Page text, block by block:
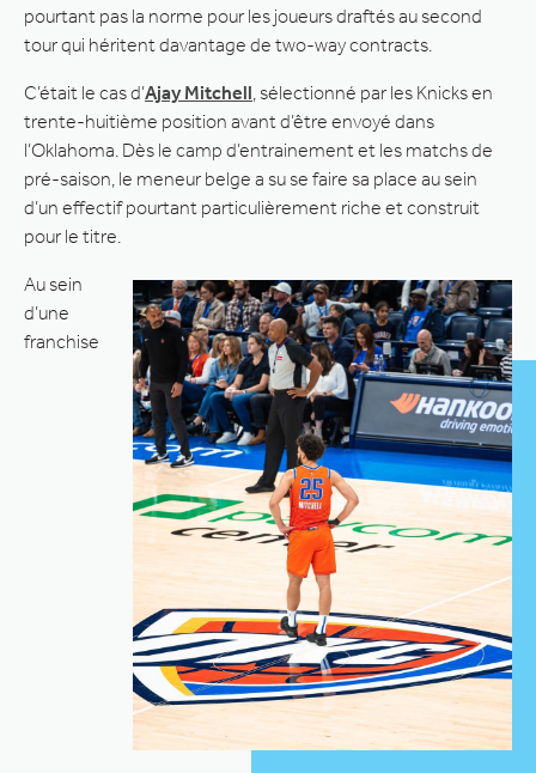
pourtant pas la norme pour les joueurs draftés au second
tour qui héritent davantage de two-way contracts.
C’était le cas d’Ajay Mitchell , sélectionné par les Knicks en
trente-huitième position avant d’être envoyé dans
l’Oklahoma. Dès le camp d’entrainement et les matchs de
pré-saison, le meneur belge a su se faire sa place au sein
d’un effectif pourtant particulièrement riche et construit
pour le titre.
Au sein
d’une
franchise